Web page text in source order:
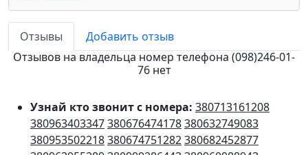
Отзывы
Добавить отзыв
Отзывов на владельца номер телефона (098)246-01-
76 нет
Узнай кто звонит с номера: 380713161208
380963403347380676474178380632749083
380953502218380674751282380682452877